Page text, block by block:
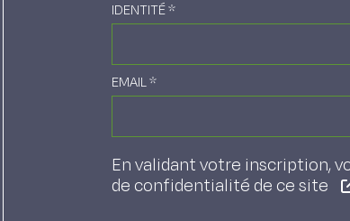
IDENTITÉ*
EMAIL*
En validant votre inscription,
de confidentialité de ce site